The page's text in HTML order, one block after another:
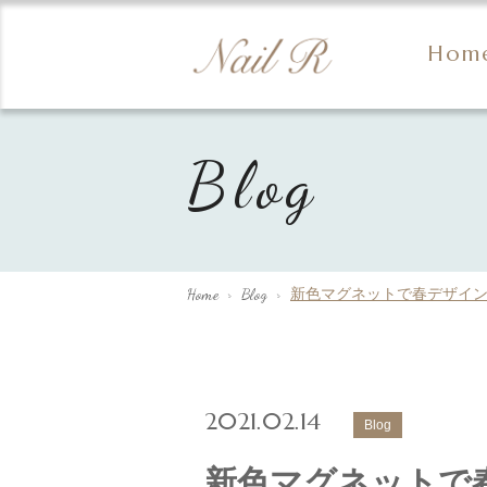
Blog
Home> Blog > 新色マグネットで春デザイ
2021.02.14 Blog